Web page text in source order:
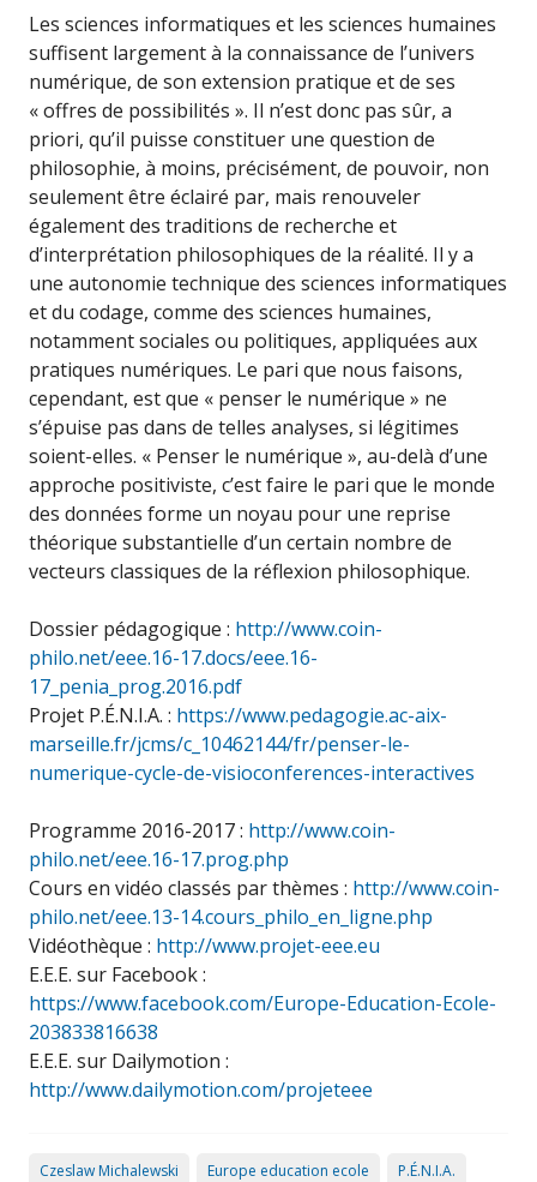
Les sciences informatiques et les sciences humaines
suffisent largement à la connaissance de l’univers
numérique, de son extension pratique et de ses
« offres de possibilités ». Il n’est donc pas sûr, a
priori, qu’il puisse constituer une question de
philosophie, à moins, précisément, de pouvoir, non
seulement être éclairé par, mais renouveler
également des traditions de recherche et
d’interprétation philosophiques de la réalité. Il y a
une autonomie technique des sciences informatiques
et du codage, comme des sciences humaines,
notamment sociales ou politiques, appliquées aux
pratiques numériques. Le pari que nous faisons,
cependant, est que « penser le numérique » ne
s’épuise pas dans de telles analyses, si légitimes
soient-elles. « Penser le numérique », au-delà d’une
approche positiviste, c’est faire le pari que le monde
des données forme un noyau pour une reprise
théorique substantielle d’un certain nombre de
vecteurs classiques de la réflexion philosophique.
Dossier pédagogique : http://www.coin-
philo.net/eee.16-17.docs/eee.16-
17_penia_prog.2016.pdf
Projet P.É.N.I.A. : https://www.pedagogie.ac-aix-
marseille.fr/jcms/c_10462144/fr/penser-le-
numerique-cycle-de-visioconferences-interactives
Programme 2016-2017 : http://www.coin-
philo.net/eee.16-17.prog.php
Cours en vidéo classés par thèmes : http://www.coin-
philo.net/eee.13-14.cours_philo_en_ligne.php
Vidéothèque : http://www.projet-eee.eu
E.E.E. sur Facebook :
https://www.facebook.com/Europe-Education-Ecole-
203833816638
E.E.E. sur Dailymotion :
http://www.dailymotion.com/projeteee
Czeslaw Michalewski Europe education ecole P.É.N.I.A.